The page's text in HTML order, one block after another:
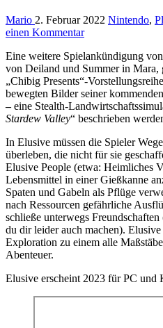
Mario 2. Februar 2022 Nintendo,
einen Kommentar
Eine weitere Spielankündigung
von Deiland und Summer in Mara,
„Chibig Presents“-
bewegten Bilder seiner kommenden
–eine Stealth-
Stardew Valley“ beschrieben
In Elusive müssen die Spieler
überleben, die nicht für sie
Elusive People (etwa: Heimliches
Lebensmittel in einer Gießkanne
Spaten und Gabeln als Pflüge
nach Ressourcen gefährliche
schließe unterwegs
du dir leider auch machen).
Exploration zu einem alle
Abenteuer.
Elusive erscheint 2023 für PC und